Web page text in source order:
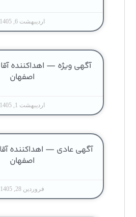
اردیبهشت 6, 1405
اصفهان
اردیبهشت 1, 1405
اصفهان
فروردین 28, 1405